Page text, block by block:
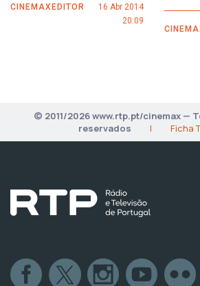
CINEMAXEDITOR
16 Abr 2014
20:09
© 2011/2026 www.rtp.pt/cinemax —
reservados
| Ficha